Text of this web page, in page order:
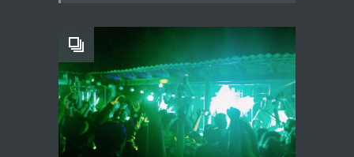
News,breaking news,
Playlist Dale Mixx 2026:
escucha las canciones que
sonarán en el festival
Agenda ,ARTICULO ,Conciertos